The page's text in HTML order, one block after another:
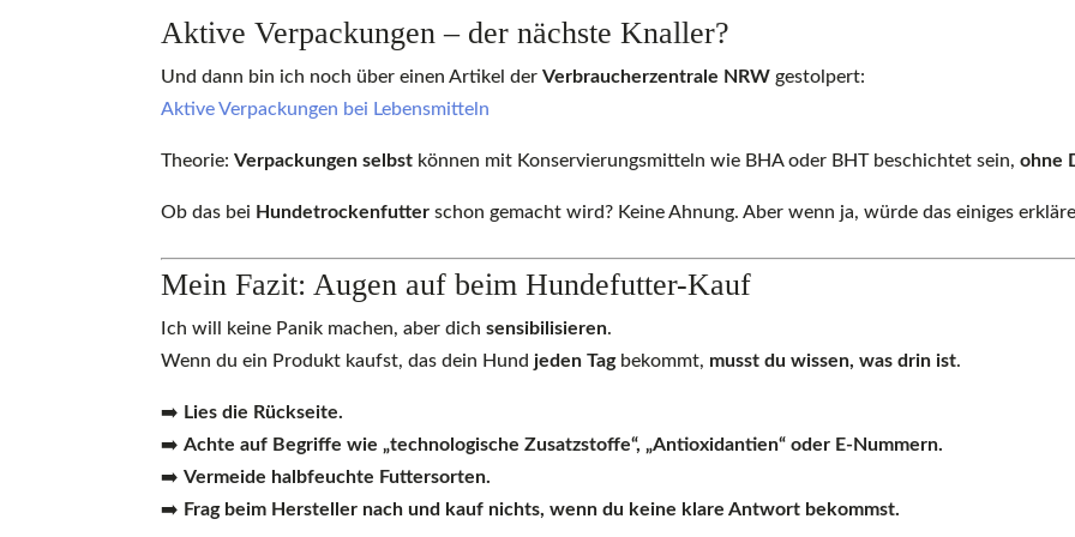
Aktive Verpackungen – der nächste Knaller?
Und dann bin ich noch über einen Artikel derVerbraucherzentrale NRW gestolpert:
Aktive Verpackungen bei Lebensmitteln
Theorie:Verpackungen selbst können mit Konservierungsmitteln wie BHA oder BHT beschichtet sein,ohne
Ob das bei Hundetrockenfutter schon gemacht wird? Keine Ahnung. Aber wenn ja, würde das einiges
Mein Fazit: Augen auf beim Hundefutter-Kauf
Ich will keine Panik machen, aber dichsensibilisieren.
Wenn du ein Produkt kaufst, das dein Hundjeden Tagbekommt, musst du wissen, was drin ist.
➡️ Lies die Rückseite.
➡️Achte auf Begriffe wie „technologische Zusatzstoffe“, „Antioxidantien“ oder E-Nummern.
➡️Vermeide halbfeuchte Futtersorten.
➡️ Frag beim Hersteller nach und kauf nichts, wenn du keine klare Antwort bekommst.